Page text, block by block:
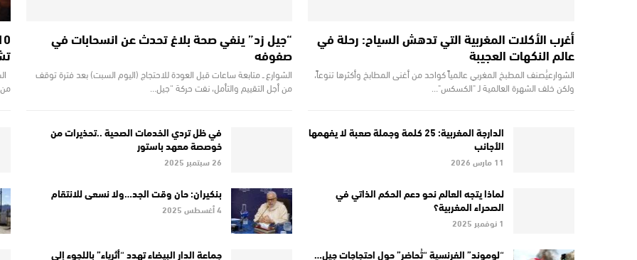
أغرب الأكلات المغربية التي تدهش السياح: رحلة في
عالم النكهات العجيبة
الشوارعيُصنف المطبخ المغربي عالمياً كواحد من أغنى المطابخ وأكثرها تنوعاً،
ولكن خلف الشهرة العالمية لـ "الكسكس"…
الدارجة المغربية: 25 كلمة وجملة صعبة لا يفهمها
الأجانب
11 مارس 2026
لماذا يتجه العالم نحو دعم الحكم الذاتي في
الصحراء المغربية؟
1 نوفمبر 2025
“لوموند” الفرنسية “تُحاضر” حول احتجاجات جيل…
“جيل زد” ينفي صحة بلاغ تحدث عن انسحابات في
صفوفه
الشوارع ــ متابعة ساعات قبل العودة للاحتجاج (اليوم السبت) بعد فترة توقف
من أجل التقييم والتأمل، نفت حركة “جيل…
في ظل تردي الخدمات الصحية ..تحذيرات من
خوصصة معهد باستور
26 سبتمبر 2025
بنكيران: حان وقت الجد…ولا نسعى للانتقام
4 أغسطس 2025
جماعة الدار البيضاء تهدد “أثرياء” باللجوء إلى